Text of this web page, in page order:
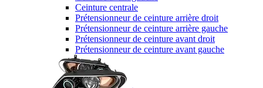
Ceinture centrale
Prétensionneur de ceinture arrière droit
Prétensionneur de ceinture arrière gauche
Prétensionneur de ceinture avant droit
Prétensionneur de ceinture avant gauche